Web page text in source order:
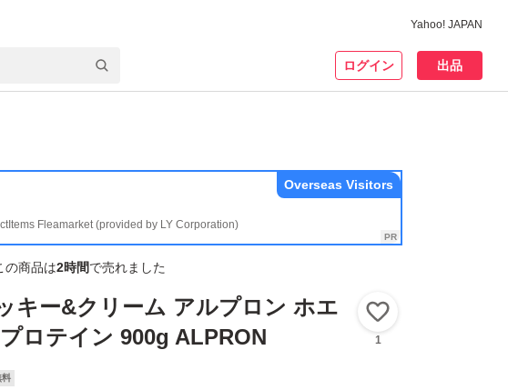
Yahoo! JAPAN
ログイン 出品
Fleamarket (provided by LY Corporation)
Overseas Visitors
の商品は2時間で売れました
キー&クリーム アルプロン ホエ
ロテイン 900g ALPRON
1
料